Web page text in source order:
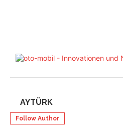
AYTÜRK
Follow Author